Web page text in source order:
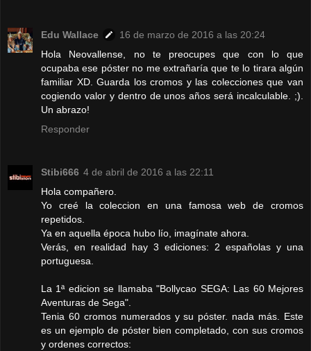
Edu Wallace
16 de marzo de 2016 a las 20:24
Hola Neovallense, no te preocupes que con lo que
ocupaba ese póster no me extrañaría que te lo tirara algún
familiar XD. Guarda los cromos y las colecciones que van
cogiendo valor y dentro de unos años será incalculable. ;).
Un abrazo!
Responder
Stibi666 4 de abril de 2016 a las 22:11
Hola compañero.
Yo creé la coleccion en una famosa web de cromos
repetidos.
Ya en aquella época hubo lío, imagínate ahora.
Verás, en realidad hay 3 ediciones: 2 españolas y una
portuguesa.
La 1ª edicion se llamaba "Bollycao SEGA: Las 60 Mejores
Aventuras de Sega".
Tenia 60 cromos numerados y su póster. nada más. Este
es un ejemplo de póster bien completado, con sus cromos
y ordenes correctos: